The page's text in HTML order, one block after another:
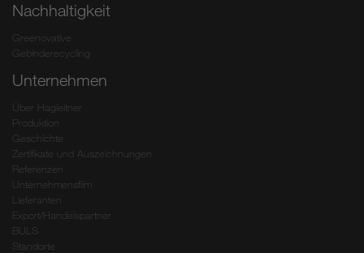
Nachhaltigkeit
Greenovative
Gebinderecycling
Unternehmen
Über Hagleitner
Produktion
Geschichte
Zertifikate und Auszeichnungen
Referenzen
Unternehmensfilm
Lieferanten
Export/Handelspartner
BULS
Standorte